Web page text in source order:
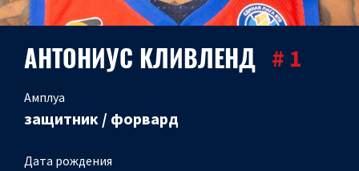
АНТОНИУС КЛИВЛЕНД # 1
Амплуа
защитник / форвард
Дата рождения